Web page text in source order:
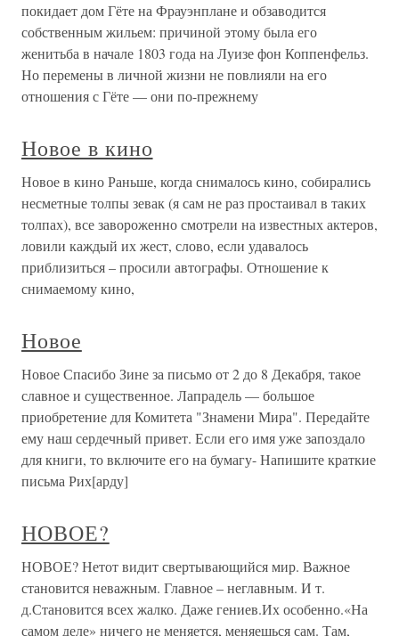
покидает дом Гёте на Фрауэнплане и обзаводится
собственным жильем: причиной этому была его
женитьба в начале 1803 года на Луизе фон Коппенфельз.
Но перемены в личной жизни не повлияли на его
отношения с Гёте — они по-прежнему
Новое в кино
Новое в кино Раньше, когда снималось кино, собирались
несметные толпы зевак (я сам не раз простаивал в таких
толпах), все завороженно смотрели на известных актеров,
ловили каждый их жест, слово, если удавалось
приблизиться – просили автографы. Отношение к
снимаемому кино,
Новое
Новое Спасибо Зине за письмо от 2 до 8 Декабря, такое
славное и существенное. Лапрадель — большое
приобретение для Комитета "Знамени Мира". Передайте
ему наш сердечный привет. Если его имя уже запоздало
для книги, то включите его на бумагу- Напишите краткие
письма Рих[арду]
НОВОЕ?
НОВОЕ? Нетот видит свертывающийся мир. Важное
становится неважным. Главное – неглавным. И т.
д.Становится всех жалко. Даже гениев.Их особенно.«На
самом деле» ничего не меняется, меняешься сам. Там,